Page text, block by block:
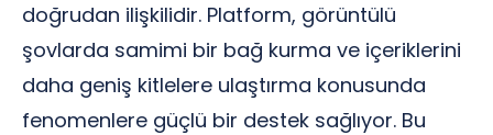
doğrudan ilişkilidir. Platform, görüntülü
şovlarda samimi bir bağ kurma ve içeriklerini
daha geniş kitlelere ulaştırma konusunda
fenomenlere güçlü bir destek sağlıyor. Bu